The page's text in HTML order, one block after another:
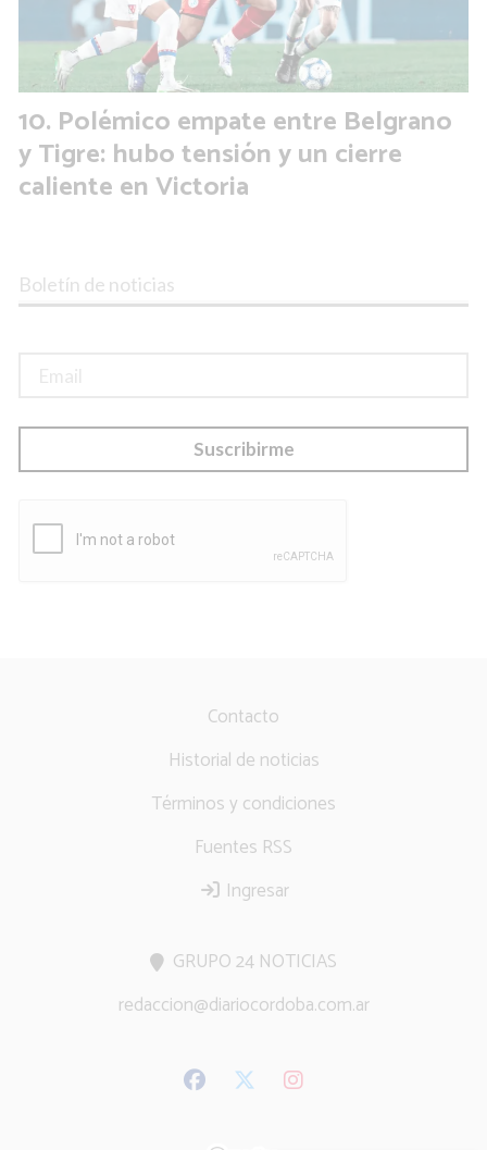
Polémico empate entre Belgrano
y Tigre: hubo tensión y un cierre
caliente en Victoria
Boletín de noticias
Suscribirme
Contacto
Historial de noticias
Términos y condiciones
Fuentes RSS
Ingresar
GRUPO 24 NOTICIAS
redaccion@diariocordoba.com.ar